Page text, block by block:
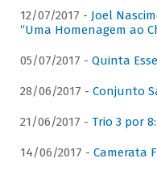
12/07/2017 - Joel
“Uma Homenagem ao
05/07/2017 - Quinta
28/06/2017 - Conjunto
21/06/2017 - Trio 3 por
14/06/2017 - Camerata